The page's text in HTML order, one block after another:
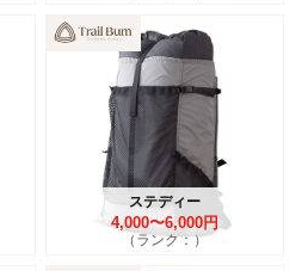
ステディー
4,000〜6,000円
（ランク：）